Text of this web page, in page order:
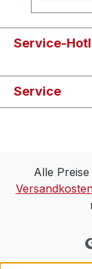
Service-
Service
Alle